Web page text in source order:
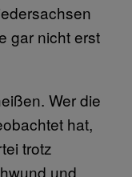
gar nicht erst
Wer die
hat,
trotz
und